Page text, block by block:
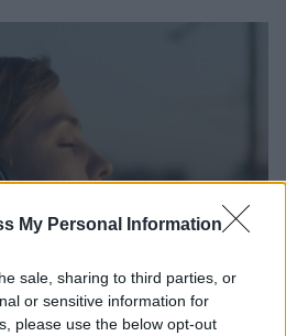
My Personal Information
sale, sharing to third parties, or
or sensitive information for
please use the below opt-out